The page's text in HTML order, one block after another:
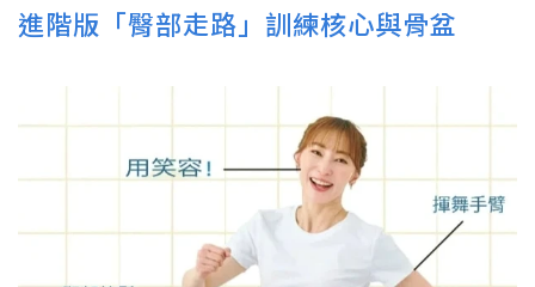
進階版「臀部走路」訓練核心與骨盆